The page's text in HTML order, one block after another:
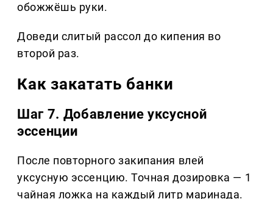
обожжёшь руки.
Доведи слитый рассол до кипения во
второй раз.
Как закатать банки
Шаг 7. Добавление уксусной
эссенции
После повторного закипания влей
уксусную эссенцию. Точная дозировка — 1
чайная ложка на каждый литр маринада.